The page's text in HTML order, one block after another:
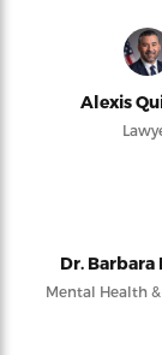
Alexis
Dr. Barbara
Mental Health